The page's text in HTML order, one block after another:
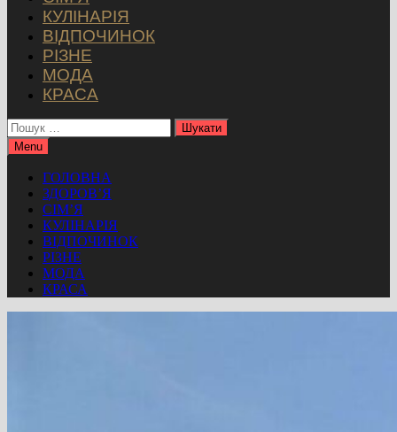
КУЛІНАРІЯ
ВІДПОЧИНОК
РІЗНЕ
МОДА
КРАСА
Пошук:
Menu
ГОЛОВНА
ЗДОРОВ’Я
СІМ’Я
КУЛІНАРІЯ
ВІДПОЧИНОК
РІЗНЕ
МОДА
КРАСА